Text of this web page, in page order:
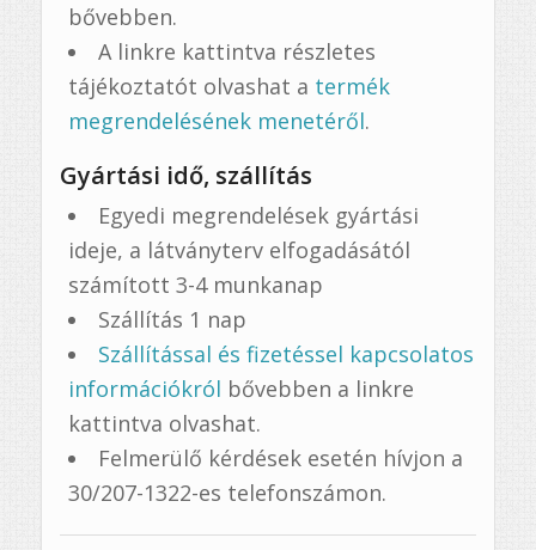
bővebben.
A linkre kattintva részletes
tájékoztatót olvashat a termék
megrendelésének menetéről.
Gyártási idő, szállítás
Egyedi megrendelések gyártási
ideje, a látványterv elfogadásától
számított 3-4 munkanap
Szállítás 1 nap
Szállítással és fizetéssel kapcsolatos
információkról bővebben a linkre
kattintva olvashat.
Felmerülő kérdések esetén hívjon a
30/207-1322-es telefonszámon.